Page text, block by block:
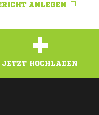
ANLEGEN
+
JETZT HOCHLADEN